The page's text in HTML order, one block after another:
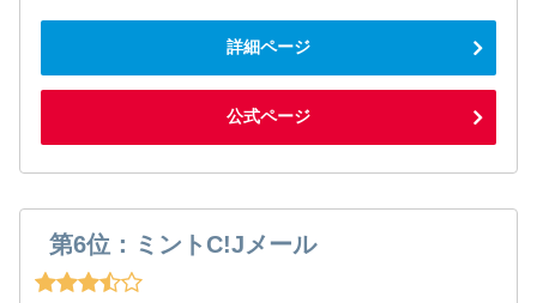
詳細ページ
公式ページ
第6位：ミントC!Jメール